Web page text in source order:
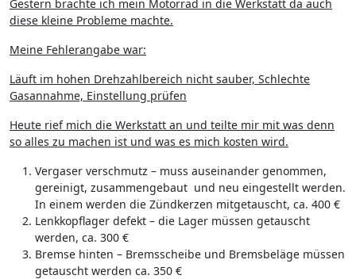
Gestern brachte ich mein Motorrad in die Werkstatt da auch
diese kleine Probleme machte.
Meine Fehlerangabe war:
Läuft im hohen Drehzahlbereich nicht sauber, Schlechte
Gasannahme, Einstellung prüfen
Heute rief mich die Werkstatt an und teilte mir mit was denn
so alles zu machen ist und was es mich kosten wird.
Vergaser verschmutz – muss auseinander genommen,
gereinigt, zusammengebaut und neu eingestellt werden.
In einem werden die Zündkerzen mitgetauscht, ca. 400 €
Lenkkopflager defekt – die Lager müssen getauscht
werden, ca. 300 €
Bremse hinten – Bremsscheibe und Bremsbeläge müssen
getauscht werden ca. 350 €